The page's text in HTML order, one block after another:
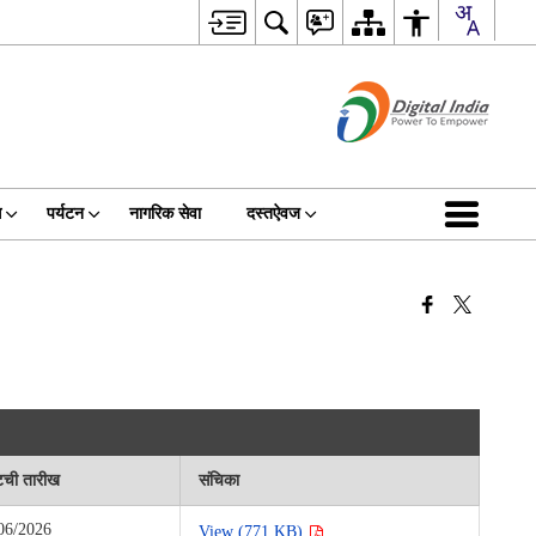
पर्यटन नागरिक सेवा दस्तऐवज
तारीख संचिका
2026 View (771 KB)